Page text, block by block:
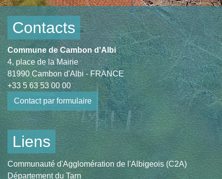
Contacts
Commune de Cambon d'Albi
4, place de la Mairie
81990 Cambon d'Albi - FRANCE
+33 5 63 53 00 00
Contact par formulaire
Liens
Communauté d'Agglomération de l'Albigeois (C2A)
Département du Tarn